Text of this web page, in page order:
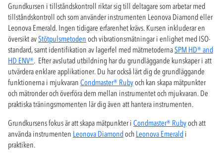
Grundkursen i tillståndskontroll riktar sig till deltagare som arbetar med
tillståndskontroll och som använder instrumenten Leonova Diamond eller
Leonova Emerald. Ingen tidigare erfarenhet krävs. Kursen inkluderar en
översikt avStötpulsmetoden och vibrationsmätningar i enlighet med ISO-
standard, samt identifikation av lagerfel med mätmetodernaSPM HD® and
HD ENV®. Efter avslutad utbildning har du grundläggande kunskaper i att
utvärdera enklare applikationer. Du har också lärt dig de grundläggande
funktionerna i mjukvaran Condmaster® Rubyoch kan skapa mätpunkter
och mätronder och överföra dem mellan instrumentet och mjukvaran. De
praktiska träningsmomenten lär dig även att hantera instrumenten.
Grundkursens fokus är att skapa mätpunkter i Condmaster® Rubyoch att
använda instrumenten Leonova Diamondoch Leonova Emerald i
praktiken.